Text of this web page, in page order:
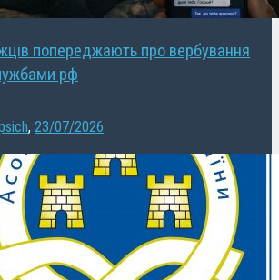
попереджають про вербування
рф
, 23/07/2026